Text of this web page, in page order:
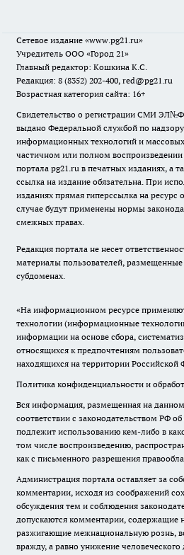
Сетевое издание «www.pg21.ru»
Учредитель ООО «Город 21»
Главный редактор: Кошкина К.С.
Редакция: 8 (8352) 202-400, red@pg21.ru
Возрастная категория сайта: 16+
Свидетельство о регистрации СМИ
выдано Федеральной службой по
информационных технологий и
частичном или полном воспроизведении
портала pg21.ru в печатных изданиях, а
ссылка на издание обязательна. При
изданиях прямая гиперссылка на ресурс
случае будут применены нормы
смежных правах.
Редакция портала не несет
материалы пользователей, размещенные
субдоменах.
«На информационном ресурсе
технологии (информационные
информации на основе сбора,
относящихся к предпочтениям
находящихся на территории Российской
Политика конфиденциальности и
Вся информация, размещенная на данном
соответствии с законодательством РФ
подлежит использованию кем-либо в
том числе воспроизведению,
как с письменного разрешения
Администрация портала оставляет за
комментарии, исходя из соображений
обсуждения тем и соблюдения
допускаются комментарии, содержащие
разжигающие межнациональную рознь,
вражду, а равно унижение